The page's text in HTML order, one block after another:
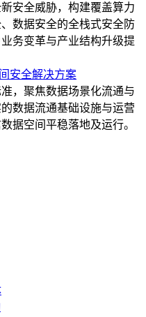
安全威胁，构建覆盖算力
数据安全的全栈式安全防
务变革与产业结构升级提
安全解决方案
，聚焦数据场景化流通与
数据流通基础设施与运营
据空间平稳落地及运行。